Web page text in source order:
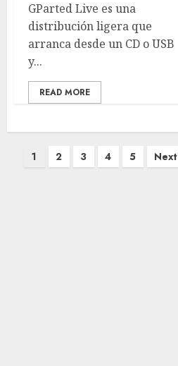
GParted Live es una
distribución ligera que
arranca desde un CD o USB
y...
READ MORE
Paginación
1 2 3 4 5 Next